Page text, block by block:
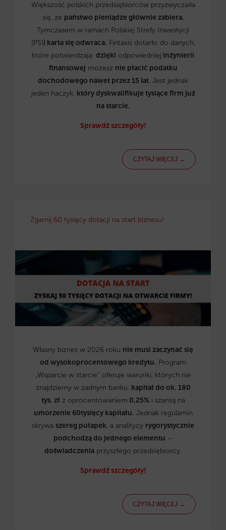
Większość polskich przedsiębiorców przyzwyczaiła
się, że państwo pieniądze głównie zabiera.
Tymczasem w ramach Polskiej Strefy Inwestycji
(PSI) karta się odwraca. Fintaxis dotarło do danych,
które potwierdzają: dzięki odpowiedniej inżynierii
finansowej możesz nie płacić podatku
dochodowego nawet przez 15 lat. Jest jednak
jeden haczyk, który dyskwalifikuje tysiące firm już
na starcie.
Sprawdź szczegóły!
CZYTAJ WIĘCEJ →
Zgarnij 60 tysięcy dotacji na start biznesu!
Własny biznes w 2026 roku nie musi zaczynać się
od wysokoprocentowego kredytu. Program
„Wsparcie w starcie” oferuje warunki, których nie
znajdziemy w żadnym banku: kapitał do ok. 180
tys. zł z oprocentowaniem 0,25%i szansą na
umorzenie 60tysięcy kapitału. Jednak regulamin
skrywa szereg pułapek, a analitycy rygorystycznie
podchodzą do jednego elementu –
doświadczenia przyszłego przedsiębiorcy.
Sprawdź szczegóły!
CZYTAJ WIĘCEJ →